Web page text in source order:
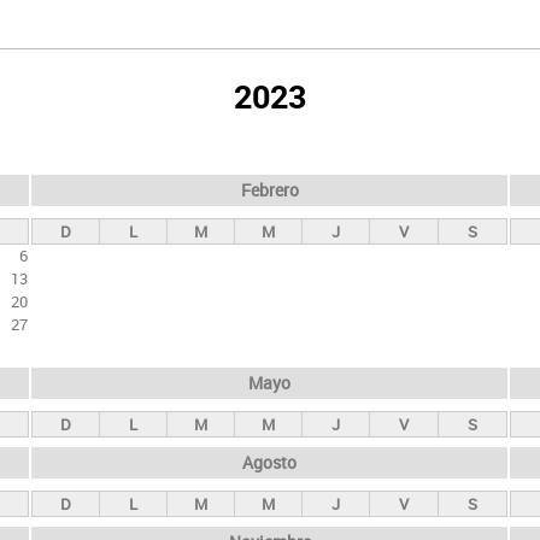
2023
6
13
20
27
Febrero
D L M M J V S
Mayo
D L M M J V S
Agosto
D L M M J V S